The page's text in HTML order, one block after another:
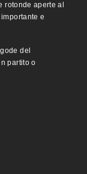
rotonde aperte al
e
del
partito o